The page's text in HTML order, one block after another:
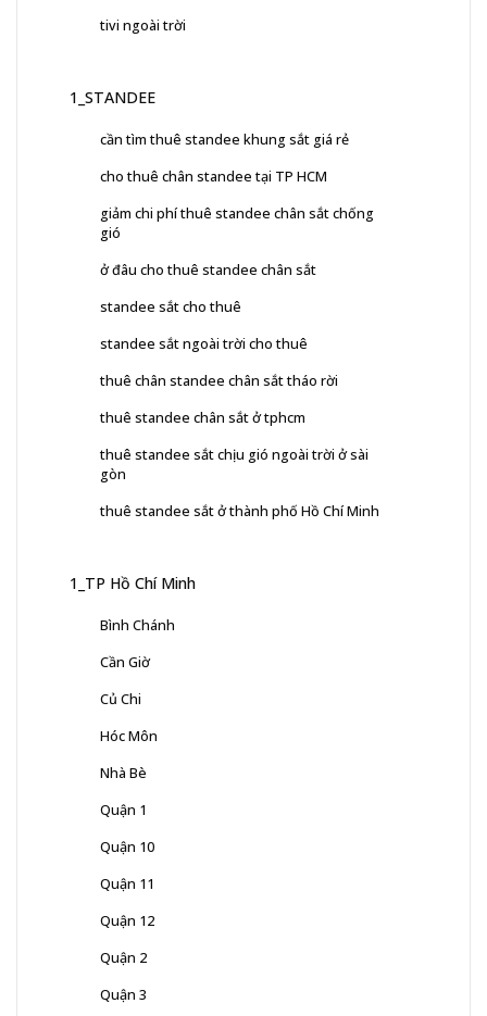
tivi ngoài trời
1_STANDEE
cần tìm thuê standee khung sắt giá rẻ
cho thuê chân standee tại TP HCM
giảm chi phí thuê standee chân sắt chống
gió
ở đâu cho thuê standee chân sắt
standee sắt cho thuê
standee sắt ngoài trời cho thuê
thuê chân standee chân sắt tháo rời
thuê standee chân sắt ở tphcm
thuê standee sắt chịu gió ngoài trời ở sài
gòn
thuê standee sắt ở thành phố Hồ Chí Minh
1_TP Hồ Chí Minh
Bình Chánh
Cần Giờ
Củ Chi
Hóc Môn
Nhà Bè
Quận 1
Quận 10
Quận 11
Quận 12
Quận 2
Quận 3